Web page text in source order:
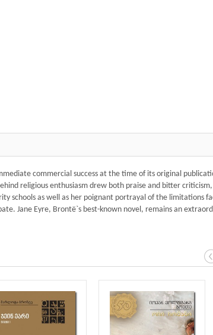
commercial success at the time of its original
religious enthusiasm drew both praise and bitter
schools as well as her poignant portrayal of the limitations
Jane Eyre, Brontë`s best-known novel, remains an